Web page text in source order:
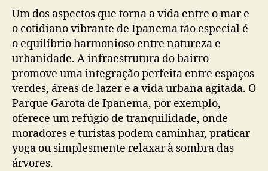
Um dos aspectos que torna a vida entre o mar e
o cotidiano vibrante de Ipanema tão especial é
o equilíbrio harmonioso entre natureza e
urbanidade. A infraestrutura do bairro
promove uma integração perfeita entre espaços
verdes, áreas de lazer e a vida urbana agitada. O
Parque Garota de Ipanema, por exemplo,
oferece um refúgio de tranquilidade, onde
moradores e turistas podem caminhar, praticar
yoga ou simplesmente relaxar à sombra das
árvores.